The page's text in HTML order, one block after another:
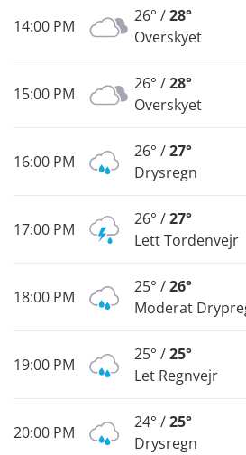
14:00 PM
26° /28°
Overskyet
15:00 PM
26° /28°
Overskyet
16:00 PM
26° /27°
Drysregn
17:00 PM
26° /27°
Lett Tordenvejr
18:00 PM
25° /26°
Moderat
19:00 PM
25° /25°
Let Regnvejr
20:00 PM
24° /25°
Drysregn